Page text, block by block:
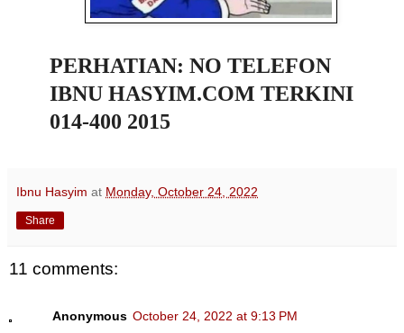
PERHATIAN: NO TELEFON
IBNU HASYIM.COM TERKINI
014-400 2015
Ibnu Hasyim at Monday, October 24, 2022
Share
11 comments:
Anonymous October 24, 2022 at 9:13 PM